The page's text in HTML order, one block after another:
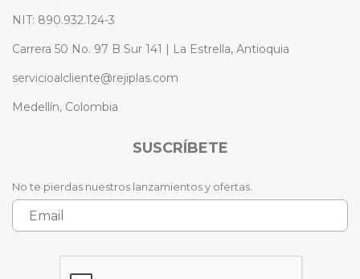
NIT: 890.932.124-3
Carrera 50 No. 97 B Sur 141 | La Estrella, Antioquia
servicioalcliente@rejiplas.com
Medellín, Colombia
SUSCRÍBETE
No te pierdas nuestros lanzamientos y ofertas.